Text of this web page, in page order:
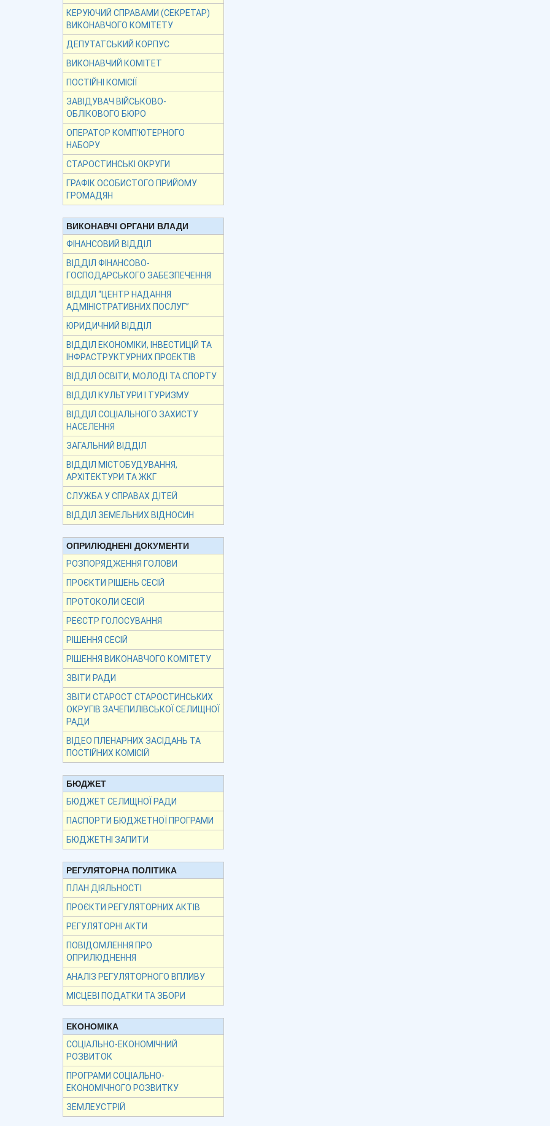
КЕРУЮЧИЙ СПРАВАМИ (СЕКРЕТАР)
ВИКОНАВЧОГО КОМІТЕТУ
ДЕПУТАТСЬКИЙ КОРПУС
ВИКОНАВЧИЙ КОМІТЕТ
ПОСТІЙНІ КОМІСІЇ
ЗАВІДУВАЧ ВІЙСЬКОВО-
ОБЛІКОВОГО БЮРО
ОПЕРАТОР КОМП’ЮТЕРНОГО
НАБОРУ
СТАРОСТИНСЬКІ ОКРУГИ
ГРАФІК ОСОБИСТОГО ПРИЙОМУ
ГРОМАДЯН
ВИКОНАВЧІ ОРГАНИ ВЛАДИ
ФІНАНСОВИЙ ВІДДІЛ
ВІДДІЛ ФІНАНСОВО-
ГОСПОДАРСЬКОГО ЗАБЕЗПЕЧЕННЯ
ВІДДІЛ “ЦЕНТР НАДАННЯ
АДМІНІСТРАТИВНИХ ПОСЛУГ”
ЮРИДИЧНИЙ ВІДДІЛ
ВІДДІЛ ЕКОНОМІКИ, ІНВЕСТИЦІЙ ТА
ІНФРАСТРУКТУРНИХ ПРОЕКТІВ
ВІДДІЛ ОСВІТИ, МОЛОДІ ТА СПОРТУ
ВІДДІЛ КУЛЬТУРИ І ТУРИЗМУ
ВІДДІЛ СОЦІАЛЬНОГО ЗАХИСТУ
НАСЕЛЕННЯ
ЗАГАЛЬНИЙ ВІДДІЛ
ВІДДІЛ МІСТОБУДУВАННЯ,
АРХІТЕКТУРИ ТА ЖКГ
СЛУЖБА У СПРАВАХ ДІТЕЙ
ВІДДІЛ ЗЕМЕЛЬНИХ ВІДНОСИН
ОПРИЛЮДНЕНІ ДОКУМЕНТИ
РОЗПОРЯДЖЕННЯ ГОЛОВИ
ПРОЄКТИ РІШЕНЬ СЕСІЙ
ПРОТОКОЛИ СЕСІЙ
РЕЄСТР ГОЛОСУВАННЯ
РІШЕННЯ СЕСІЙ
РІШЕННЯ ВИКОНАВЧОГО КОМІТЕТУ
ЗВІТИ РАДИ
ЗВІТИ СТАРОСТ СТАРОСТИНСЬКИХ
ОКРУГІВ ЗАЧЕПИЛІВСЬКОЇ СЕЛИЩНОЇ
РАДИ
ВІДЕО ПЛЕНАРНИХ ЗАСІДАНЬ ТА
ПОСТІЙНИХ КОМІСІЙ
БЮДЖЕТ
БЮДЖЕТ СЕЛИЩНОЇ РАДИ
ПАСПОРТИ БЮДЖЕТНОЇ ПРОГРАМИ
БЮДЖЕТНІ ЗАПИТИ
РЕГУЛЯТОРНА ПОЛІТИКА
ПЛАН ДІЯЛЬНОСТІ
ПРОЄКТИ РЕГУЛЯТОРНИХ АКТІВ
РЕГУЛЯТОРНІ АКТИ
ПОВІДОМЛЕННЯ ПРО
ОПРИЛЮДНЕННЯ
АНАЛІЗ РЕГУЛЯТОРНОГО ВПЛИВУ
МІСЦЕВІ ПОДАТКИ ТА ЗБОРИ
ЕКОНОМІКА
СОЦІАЛЬНО-ЕКОНОМІЧНИЙ
РОЗВИТОК
ПРОГРАМИ СОЦІАЛЬНО-
ЕКОНОМІЧНОГО РОЗВИТКУ
ЗЕМЛЕУСТРІЙ